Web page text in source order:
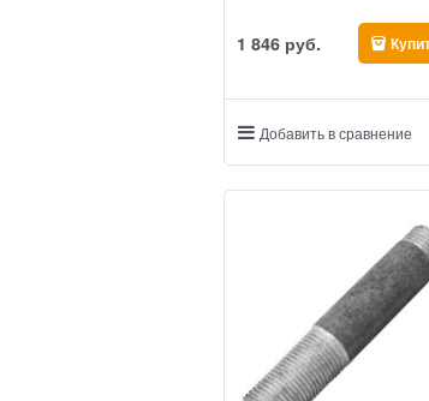
1 846 руб.
Добавить в сравнение